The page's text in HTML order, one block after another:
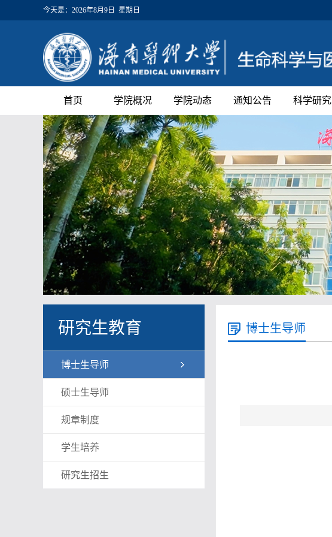
今天是： 2026年8月9日 星期日
首页 学院概况 学院动态 通知公告 科学研究
研究生教育
博士生导师
硕士生导师
规章制度
学生培养
研究生招生
博士生导师